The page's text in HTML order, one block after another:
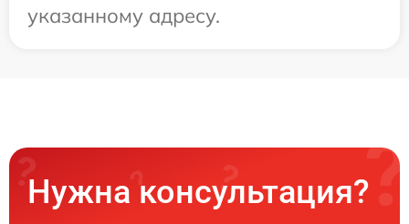
указанному адресу.
Нужна консультация?